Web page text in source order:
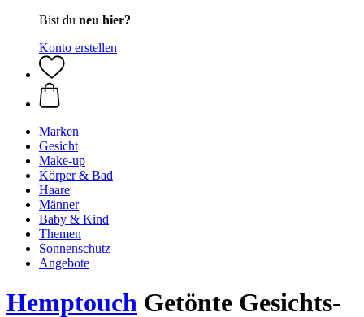
Bist du neu hier?
Konto erstellen
Marken
Gesicht
Make-up
Körper & Bad
Haare
Männer
Baby & Kind
Themen
Sonnenschutz
Angebote
Hemptouch Getönte Gesichts-